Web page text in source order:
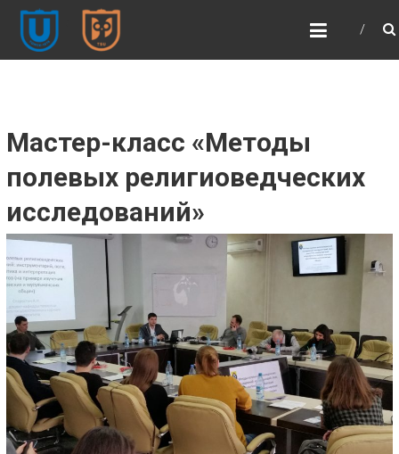
ФИЛОСОФСКИЙ
ФАКУЛЬТЕТ ТГУ (ФСФ
ТГУ)
Мастер-класс «Методы
полевых религиоведческих
исследований»